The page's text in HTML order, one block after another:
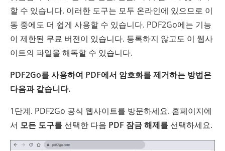
할 수 있습니다. 이러한 도구는 모두 온라인에 있으므로 이
동 중에도 더 쉽게 사용할 수 있습니다. PDF2Go에는 기능
이 제한된 무료 버전이 있습니다. 등록하지 않고도 이 웹사
이트의 파일을 해독할 수 있습니다.
PDF2Go를 사용하여 PDF에서 암호화를 제거하는 방법은
다음과 같습니다.
1단계. PDF2Go 공식 웹사이트를 방문하세요. 홈페이지에
서 모든 도구를 선택한 다음 PDF 잠금 해제를 선택하세요.